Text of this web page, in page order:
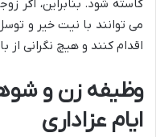
کاسته شود. بنابراین، اگر
می توانند با نیت خیر و
اقدام کنند و هیچ نگرانی
وظیفه زن و
ایام عزاداری